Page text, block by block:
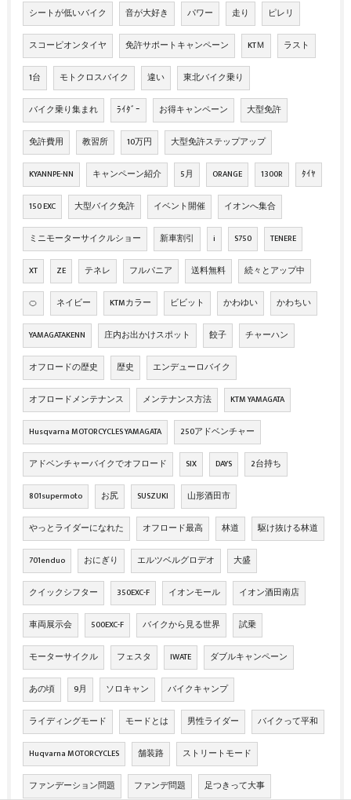
シートが低いバイク 音が大好き パワー 走り ピレリ
スコーピオンタイヤ 免許サポートキャンペーン KTＭ ラスト
1台 モトクロスバイク 違い 東北バイク乗り
バイク乗り集まれ ﾗｲﾀﾞｰ お得キャンペーン 大型免許
免許費用 教習所 10万円 大型免許ステップアップ
KYANNPE-NN キャンペーン紹介 5月 ORANGE 1300R ﾀｲﾔ
150 EXC 大型バイク免許 イベント開催 イオンへ集合
ミニモーターサイクルショー 新車割引 i S750 TENERE
XT ZE テネレ フルパニア 送料無料 続々とアップ中
🍊 ネイビー KTMカラー ビビット かわゆい かわちい
YAMAGATAKENN 庄内お出かけスポット 餃子 チャーハン
オフロードの歴史 歴史 エンデューロバイク
オフロードメンテナンス メンテナンス方法 KTM YAMAGATA
Husqvarna MOTORCYCLES YAMAGATA 250アドベンチャー
アドベンチャーバイクでオフロード SIX DAYS 2台持ち
801supermoto お尻 SUSZUKI 山形酒田市
やっとライダーになれた オフロード最高 林道 駆け抜ける林道
701enduo おにぎり エルツベルグロデオ 大盛
クイックシフター 350EXC-F イオンモール イオン酒田南店
車両展示会 500EXC-F バイクから見る世界 試乗
モーターサイクル フェスタ IWATE ダブルキャンペーン
あの頃 9月 ソロキャン バイクキャンプ
ライディングモード モードとは 男性ライダー バイクって平和
Huqvarna MOTORCYCLES 舗装路 ストリートモード
ファンデーション問題 ファンデ問題 足つきって大事